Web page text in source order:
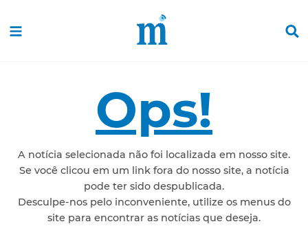
Ops!
A notícia selecionada não foi localizada em nosso site.
Se você clicou em um link fora do nosso site, a notícia
pode ter sido despublicada.
Desculpe-nos pelo inconveniente, utilize os menus do
site para encontrar as notícias que deseja.